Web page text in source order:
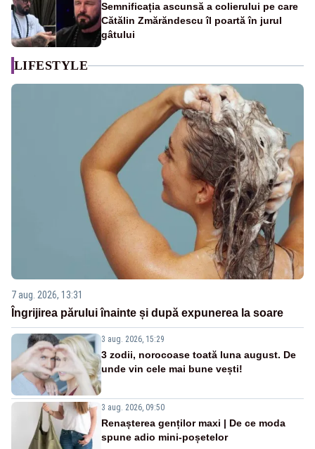
Semnificația ascunsă a colierului pe care
Cătălin Zmărăndescu îl poartă în jurul
gâtului
LIFESTYLE
7 aug. 2026, 13:31
Îngrijirea părului înainte și după expunerea la soare
3 aug. 2026, 15:29
3 zodii, norocoase toată luna august. De
unde vin cele mai bune vești!
3 aug. 2026, 09:50
Renașterea genților maxi | De ce moda
spune adio mini-poșetelor